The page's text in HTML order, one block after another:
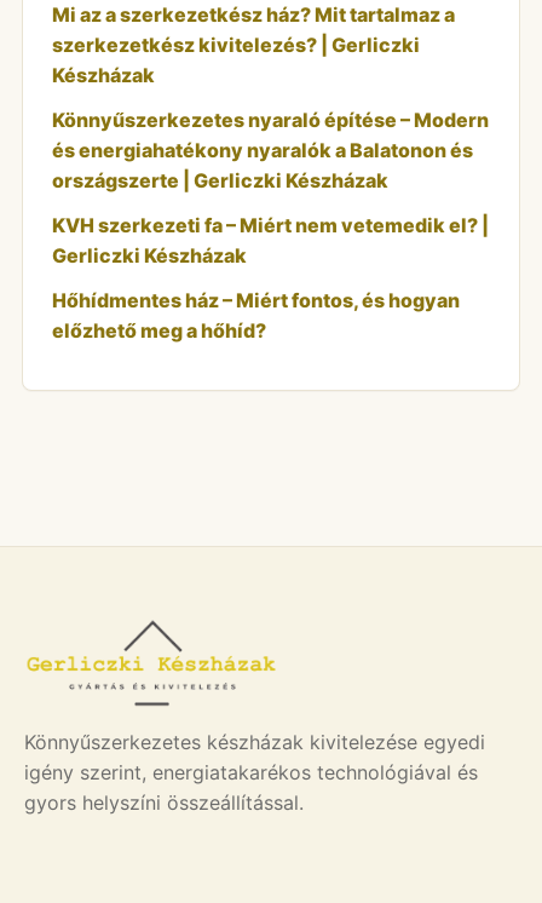
Mi az a szerkezetkész ház? Mit tartalmaz a
szerkezetkész kivitelezés? | Gerliczki
Készházak
Könnyűszerkezetes nyaraló építése – Modern
és energiahatékony nyaralók a Balatonon és
országszerte | Gerliczki Készházak
KVH szerkezeti fa – Miért nem vetemedik el? |
Gerliczki Készházak
Hőhídmentes ház – Miért fontos, és hogyan
előzhető meg a hőhíd?
Könnyűszerkezetes készházak kivitelezése egyedi
igény szerint, energiatakarékos technológiával és
gyors helyszíni összeállítással.